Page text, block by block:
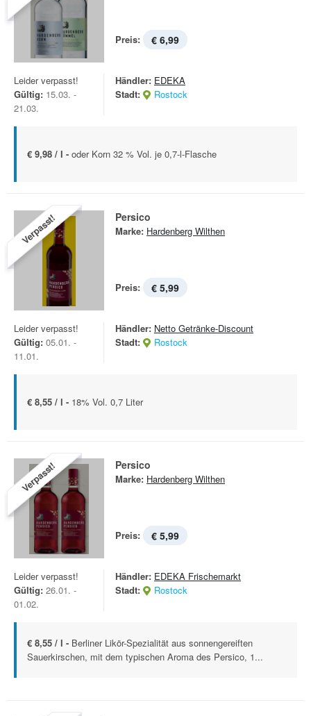
Preis: € 6,99
Leider verpasst!
Gültig: 15.03. -
21.03.
Händler: EDEKA
Stadt:
Rostock
€ 9,98 / l - oder Korn 32 % Vol. je 0,7-l-Flasche
Verpasst! Persico
Marke: Hardenberg Wilthen
Preis: € 5,99
Leider verpasst!
Gültig: 05.01. -
11.01.
Händler: Netto Getränke-Discount
Stadt:
Rostock
€ 8,55 / l - 18% Vol. 0,7 Liter
Verpasst! Persico
Marke: Hardenberg Wilthen
Preis: € 5,99
Leider verpasst!
Gültig: 26.01. -
01.02.
Händler: EDEKA Frischemarkt
Stadt:
Rostock
€ 8,55 / l - Berliner Likör-Spezialität aus sonnengereiften
Sauerkirschen, mit dem typischen Aroma des Persico, 1...